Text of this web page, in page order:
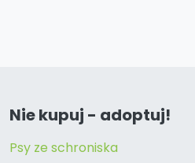
Nie kupuj - adoptuj!
Psy ze schroniska